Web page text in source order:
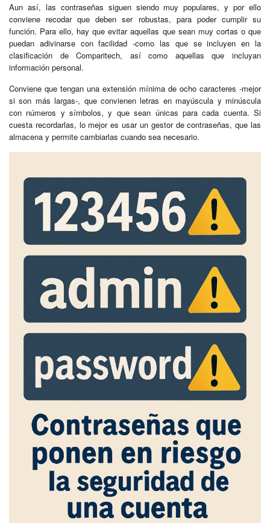
Aun así, las contraseñas siguen siendo muy populares, y por ello
conviene recodar que deben ser robustas, para poder cumplir su
función. Para ello, hay que evitar aquellas que sean muy cortas o que
puedan adivinarse con facilidad -como las que se incluyen en la
clasificación de Comparitech, así como aquellas que incluyan
información personal.
Conviene que tengan una extensión mínima de ocho caracteres -mejor
si son más largas-, que convienen letras en mayúscula y minúscula
con números y símbolos, y que sean únicas para cada cuenta. Si
cuesta recordarlas, lo mejor es usar un gestor de contraseñas, que las
almacena y permite cambiarlas cuando sea necesario.